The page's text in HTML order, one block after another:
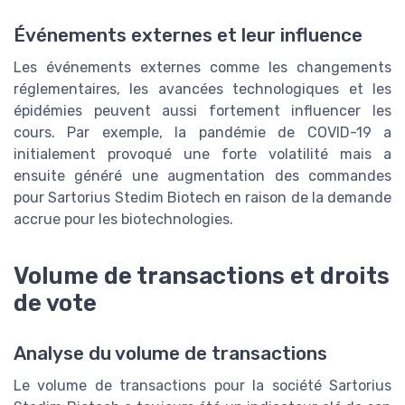
Événements externes et leur influence
Les événements externes comme les changements
réglementaires, les avancées technologiques et les
épidémies peuvent aussi fortement influencer les
cours. Par exemple, la pandémie de COVID-19 a
initialement provoqué une forte volatilité mais a
ensuite généré une augmentation des commandes
pour Sartorius Stedim Biotech en raison de la demande
accrue pour les biotechnologies.
Volume de transactions et droits
de vote
Analyse du volume de transactions
Le volume de transactions pour la société Sartorius